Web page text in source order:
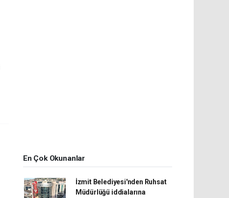
En Çok Okunanlar
İzmit Belediyesi'nden Ruhsat
Müdürlüğü iddialarına